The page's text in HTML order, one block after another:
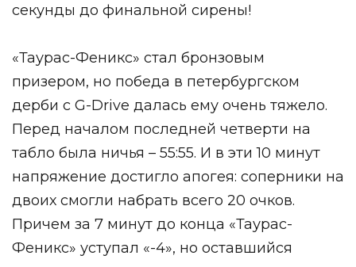
секунды до финальной сирены!
«Таурас-Феникс» стал бронзовым
призером, но победа в петербургском
дерби с G-Drive далась ему очень тяжело.
Перед началом последней четверти на
табло была ничья – 55:55. И в эти 10 минут
напряжение достигло апогея: соперники на
двоих смогли набрать всего 20 очков.
Причем за 7 минут до конца «Таурас-
Феникс» уступал «-4», но оставшийся